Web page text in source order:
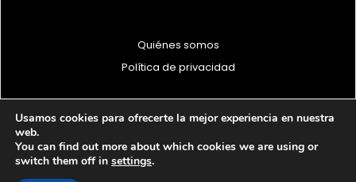
Quiénes somos
Política de privacidad
© 1997 - 2026 PRODU - Todos los derechos reservados
Usamos cookies para ofrecerte la mejor experiencia en nuestra
web.
You can find out more about which cookies we are using or
switch them off in settings.